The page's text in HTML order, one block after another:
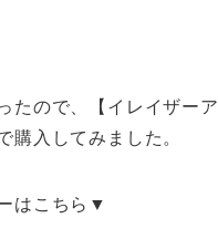
たので、【イレイザーア
購入してみました。
はこちら▼